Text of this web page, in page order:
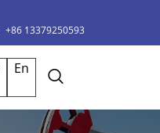
+86 13379250593
En